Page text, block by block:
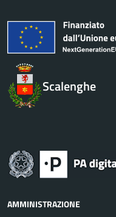
Scalenghe
AMMINISTRAZIONE